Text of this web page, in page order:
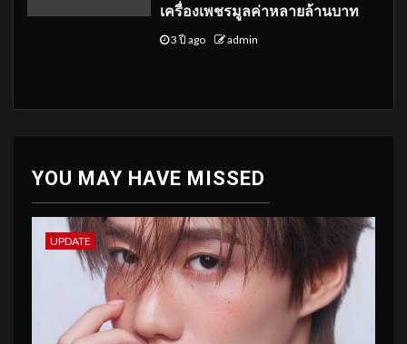
เครื่องเพชรมูลค่าหลายล้านบาท
3 ปี ago admin
YOU MAY HAVE MISSED
UPDATE